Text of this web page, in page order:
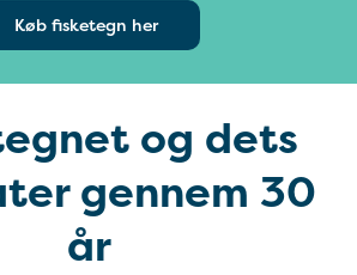
Køb fisketegn her
og dets
gennem 30
år